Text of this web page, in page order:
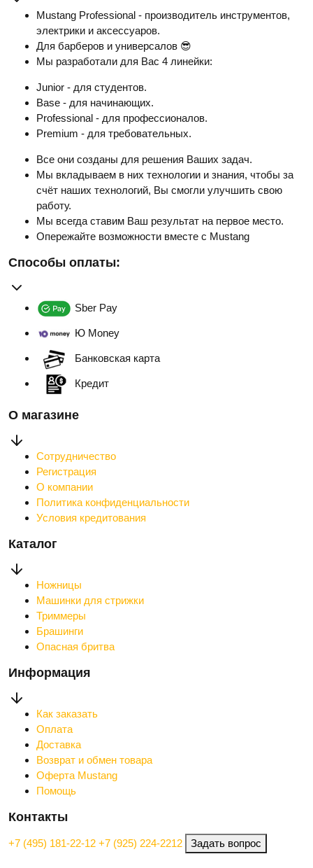
Mustang Professional - производитель инструментов,
электрики и аксессуаров.
Для барберов и универсалов 😎
Мы разработали для Вас 4 линейки:
Junior - для студентов.
Base - для начинающих.
Professional - для профессионалов.
Premium - для требовательных.
Все они созданы для решения Ваших задач.
Мы вкладываем в них технологии и знания, чтобы за
счёт наших технологий, Вы смогли улучшить свою
работу.
Мы всегда ставим Ваш результат на первое место.
Опережайте возможности вместе с Mustang
Способы оплаты:
Sber Pay
Ю Money
Банковская карта
Кредит
О магазине
Сотрудничество
Регистрация
О компании
Политика конфиденциальности
Условия кредитования
Каталог
Ножницы
Машинки для стрижки
Триммеры
Брашинги
Опасная бритва
Информация
Как заказать
Оплата
Доставка
Возврат и обмен товара
Оферта Mustang
Помощь
Контакты
+7 (495) 181-22-12 +7 (925) 224-2212 Задать вопрос